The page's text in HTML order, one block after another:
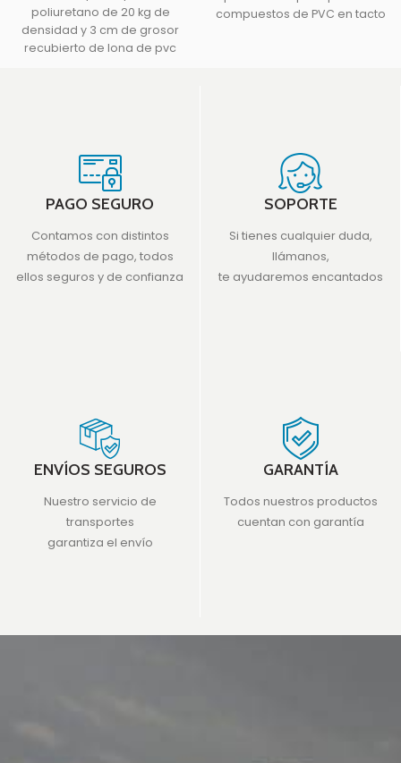
poliuretano de 20 kg de
densidad y 3 cm de grosor
recubierto de lona de pvc
compuestos de PVC en tacto
PAGO SEGURO
Contamos con distintos
métodos de pago, todos
ellos seguros y de confianza
SOPORTE
Si tienes cualquier duda,
llámanos,
te ayudaremos encantados
ENVÍOS SEGUROS
Nuestro servicio de
transportes
garantiza el envío
GARANTÍA
Todos nuestros productos
cuentan con garantía